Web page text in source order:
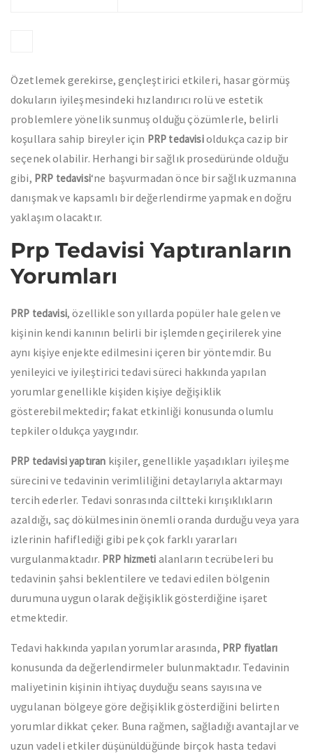
Özetlemek gerekirse, gençleştirici etkileri, hasar görmüş
dokuların iyileşmesindeki hızlandırıcı rolü ve estetik
problemlere yönelik sunmuş olduğu çözümlerle, belirli
koşullara sahip bireyler için PRP tedavisioldukça cazip bir
seçenek olabilir. Herhangi bir sağlık prosedüründe olduğu
gibi, PRP tedavisi‘ne başvurmadan önce bir sağlık uzmanına
danışmak ve kapsamlı bir değerlendirme yapmak en doğru
yaklaşım olacaktır.
Prp Tedavisi Yaptıranların
Yorumları
PRP tedavisi, özellikle son yıllarda popüler hale gelen ve
kişinin kendi kanının belirli bir işlemden geçirilerek yine
aynı kişiye enjekte edilmesini içeren bir yöntemdir. Bu
yenileyici ve iyileştirici tedavi süreci hakkında yapılan
yorumlar genellikle kişiden kişiye değişiklik
gösterebilmektedir; fakat etkinliği konusunda olumlu
tepkiler oldukça yaygındır.
PRP tedavisi yaptıran kişiler, genellikle yaşadıkları iyileşme
sürecini ve tedavinin verimliliğini detaylarıyla aktarmayı
tercih ederler. Tedavi sonrasında ciltteki kırışıklıkların
azaldığı, saç dökülmesinin önemli oranda durduğu veya yara
izlerinin hafiflediği gibi pek çok farklı yararları
vurgulanmaktadır. PRP hizmeti alanların tecrübeleri bu
tedavinin şahsi beklentilere ve tedavi edilen bölgenin
durumuna uygun olarak değişiklik gösterdiğine işaret
etmektedir.
Tedavi hakkında yapılan yorumlar arasında, PRP fiyatları
konusunda da değerlendirmeler bulunmaktadır. Tedavinin
maliyetinin kişinin ihtiyaç duyduğu seans sayısına ve
uygulanan bölgeye göre değişiklik gösterdiğini belirten
yorumlar dikkat çeker. Buna rağmen, sağladığı avantajlar ve
uzun vadeli etkiler düşünüldüğünde birçok hasta tedavi